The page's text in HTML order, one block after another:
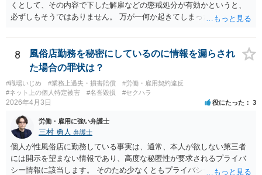
くとして、その内容で下した解雇などの懲戒処分が有効かというと、
必ずしもそうではありません。 万が一何か起きてしまった場合は処分
8
風俗店勤務を秘密にしているのに情報を漏らされ
た場合の罪状は？
#職場いじめ #業務上過失・損害賠償
#労働・雇用契約違反
#ネット上の個人特定被害
#名誉毀損 #セクハラ
2026年4月3日 役にたった 3
労働・雇用に強い弁護士
三村 勇人 弁護士
個人が性風俗店に勤務している事実は、通常、本人が欲しない第三者
には開示を望まない情報であり、高度な秘匿性が要求されるプライバ
シー情報に該当します。 そのため少なくともプライバシー権侵害にあ